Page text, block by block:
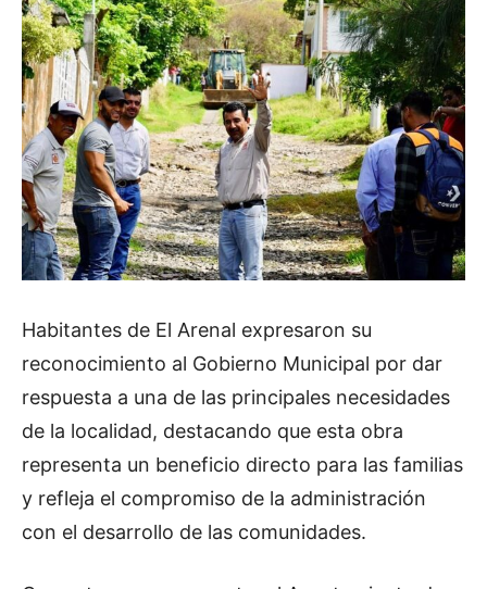
Habitantes de El Arenal expresaron su
reconocimiento al Gobierno Municipal por dar
respuesta a una de las principales necesidades
de la localidad, destacando que esta obra
representa un beneficio directo para las familias
y refleja el compromiso de la administración
con el desarrollo de las comunidades.